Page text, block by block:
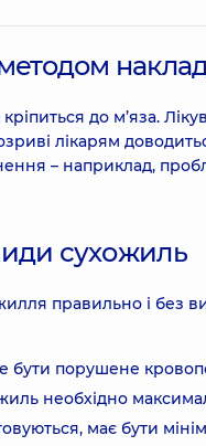
до м’яза.
лікарям
– наприклад,
сухожиль
правильно і без
бути порушене
необхідно
має бути